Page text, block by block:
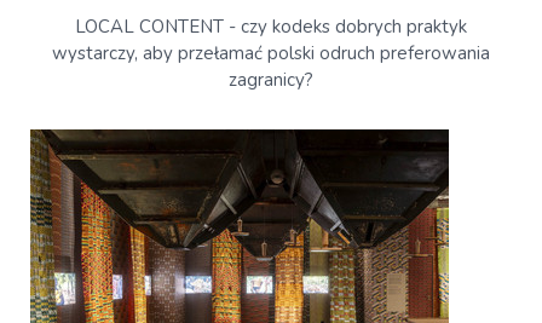
LOCAL CONTENT - czy kodeks dobrych praktyk
wystarczy, aby przełamać polski odruch preferowania
zagranicy?